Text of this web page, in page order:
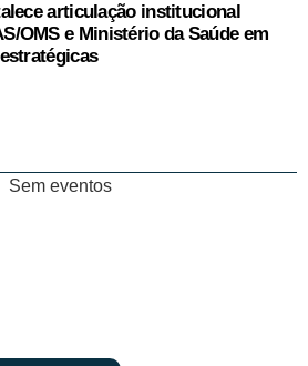
articulação institucional
OMS e Ministério da Saúde em
Sem eventos